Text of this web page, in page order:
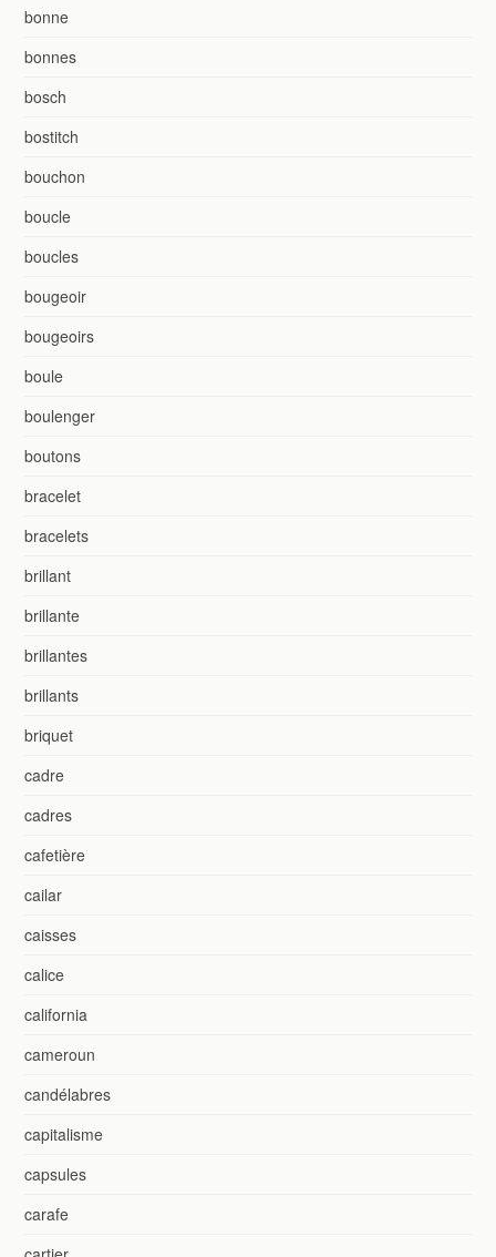
bonne
bonnes
bosch
bostitch
bouchon
boucle
boucles
bougeoir
bougeoirs
boule
boulenger
boutons
bracelet
bracelets
brillant
brillante
brillantes
brillants
briquet
cadre
cadres
cafetière
cailar
caisses
calice
california
cameroun
candélabres
capitalisme
capsules
carafe